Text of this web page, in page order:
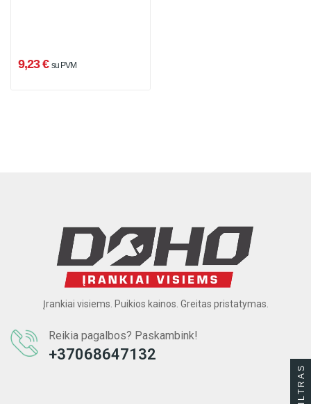
9,23 € su PVM
Įrankiai visiems. Puikios kainos. Greitas pristatymas.
Reikia pagalbos? Paskambink!
+37068647132
FILTRAS